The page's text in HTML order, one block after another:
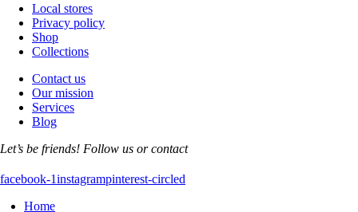
Local stores
Privacy policy
Shop
Collections
Contact us
Our mission
Services
Blog
Let’s be friends! Follow us or contact
facebook-1instagrampinterest-circled
Home